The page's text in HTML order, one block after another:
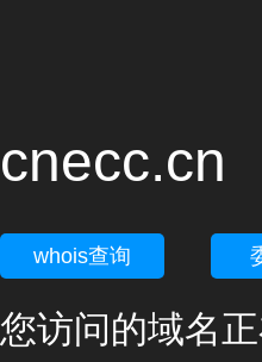
cnecc.cn
whois查询
您访问的域名正